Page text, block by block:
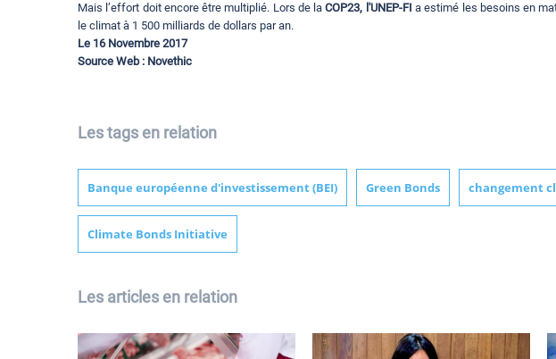
Mais l’effort doit encore être multiplié. Lors de laCOP23, l'UNEP-FI a estimé les besoins en
le climat à 1 500 milliards de dollars par an.
Le 16 Novembre 2017
Source Web : Novethic
Les tags en relation
Banque européenne d'investissement (BEI) Green Bonds changement
Climate Bonds Initiative
Les articles en relation